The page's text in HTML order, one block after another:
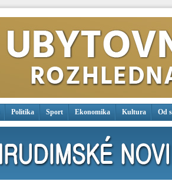
Politika Sport Ekonomika Kultura Od